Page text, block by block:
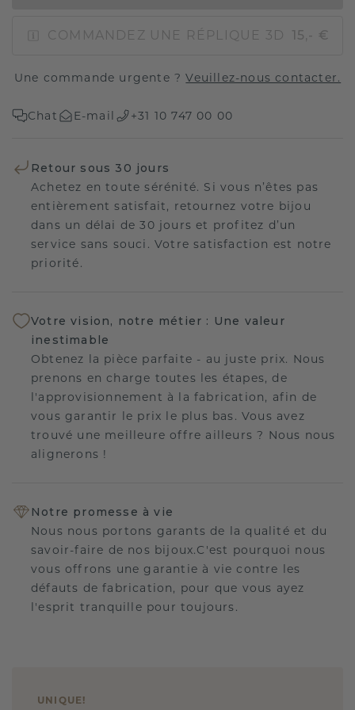
COMMANDEZ UNE RÉPLIQUE 3D 15,- €
Une commande urgente ?Veuillez-nous contacter.
Chat E-mail +31 10 747 00 00
Retour sous 30 jours
Achetez en toute sérénité. Si vous n’êtes pas
entièrement satisfait, retournez votre bijou
dans un délai de 30 jours et profitez d’un
service sans souci. Votre satisfaction est notre
priorité.
Votre vision, notre métier : Une valeur
inestimable
Obtenez la pièce parfaite - au juste prix. Nous
prenons en charge toutes les étapes, de
l'approvisionnement à la fabrication, afin de
vous garantir le prix le plus bas. Vous avez
trouvé une meilleure offre ailleurs ? Nous nous
alignerons !
Notre promesse à vie
Nous nous portons garants de la qualité et du
savoir-faire de nos bijoux.C'est pourquoi nous
vous offrons une garantie à vie contre les
défauts de fabrication, pour que vous ayez
l'esprit tranquille pour toujours.
UNIQUE !